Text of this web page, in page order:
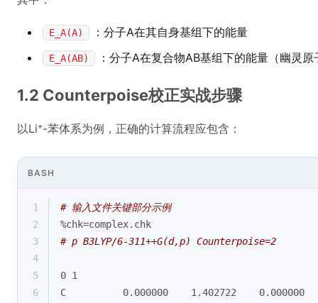
E_A(A) ：分子A在其自身基组下的能量
E_A(AB) ：分子A在复合物AB基组下的能量（幽灵原
1.2 Counterpoise校正实战步骤
以Li⁺-苯体系为例，正确的计算流程应包含：
BASH
1
# 输入文件关键部分示例
2
%chk=complex.chk
3
# p B3LYP/6-311++G(d,p) Counterpoise=2
4
5
0 1
6
C          0.000000    1.402722    0.000000